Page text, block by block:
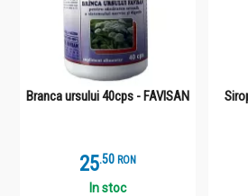
Branca ursului 40cps - FAVISAN
25.5 RON
In stoc